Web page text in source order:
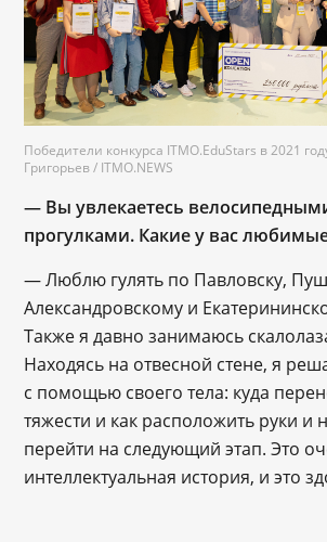
Победители конкурса ITMO.EduStars в 2021
Григорьев / ITMO.NEWS
— Вы увлекаетесь
прогулками. Какие у вас
— Люблю гулять по Павловску,
Александровскому и
Также я давно занимаюсь
Находясь на отвесной стене, я
с помощью своего тела: куда
тяжести и как расположить руки и
перейти на следующий этап. Это
интеллектуальная история, и это